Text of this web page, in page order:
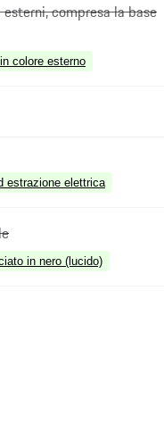
compresa la base
colore esterno
estrazione elettrica
in nero (lucido)